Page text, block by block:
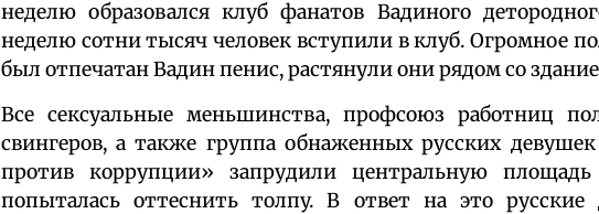
неделю образовался клуб фанатов Вадиного
неделю сотни тысяч человек вступили в клуб. Огромное
был отпечатан Вадин пенис, растянули они рядом со
Все сексуальные меньшинства, профсоюз работниц
свингеров, а также группа обнаженных русских
против коррупции» запрудили центральную
попыталась оттеснить толпу. В ответ на это